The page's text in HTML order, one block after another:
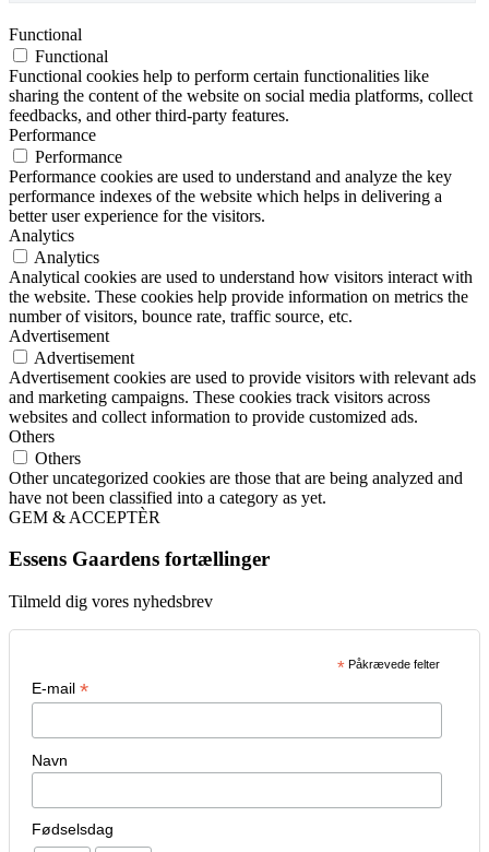
Functional
Functional
Functional cookies help to perform certain functionalities like
sharing the content of the website on social media platforms, collect
feedbacks, and other third-party features.
Performance
Performance
Performance cookies are used to understand and analyze the key
performance indexes of the website which helps in delivering a
better user experience for the visitors.
Analytics
Analytics
Analytical cookies are used to understand how visitors interact with
the website. These cookies help provide information on metrics the
number of visitors, bounce rate, traffic source, etc.
Advertisement
Advertisement
Advertisement cookies are used to provide visitors with relevant ads
and marketing campaigns. These cookies track visitors across
websites and collect information to provide customized ads.
Others
Others
Other uncategorized cookies are those that are being analyzed and
have not been classified into a category as yet.
GEM & ACCEPTÈR
Essens Gaardens fortællinger
Tilmeld dig vores nyhedsbrev
* Påkrævede felter
E-mail *
Navn
Fødselsdag